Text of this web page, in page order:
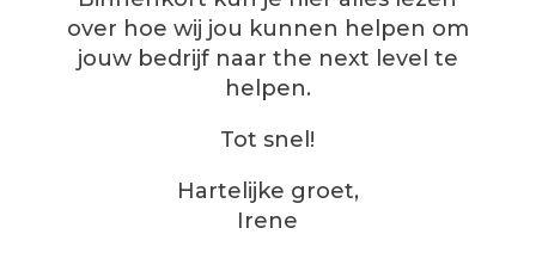
over hoe wij jou kunnen helpen om
jouw bedrijf naar the next level te
helpen.
Tot snel!
Hartelijke groet,
Irene